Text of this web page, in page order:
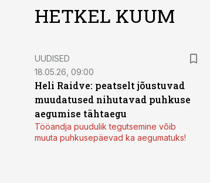
HETKEL KUUM
UUDISED
18.05.26, 09:00
Heli Raidve: peatselt jõustuvad
muudatused nihutavad puhkuse
aegumise tähtaegu
Tööandja puudulik tegutsemine võib
muuta puhkusepäevad ka aegumatuks!